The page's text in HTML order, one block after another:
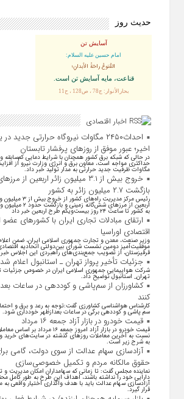
حدیث روز
آسایش تن
امام حسین علیه السلام:
القُنوعُ راحَةُ الأبدانِ؛
قناعت، مايه آسايش تن است.
بحارالأنوار: ج78 ، ص128 ، ح11
اخبار اقتصادی
احداث۲۴۵۰ مگاوات نیروگاه حرارتی
اخیر؛ عبور موفق از روز‌های پرفشار تابستان
در حالی که شبکه برق کشور همچنان با شرایط دمایی کم‌سابقه
مگاوات ظرفیت جدید حرارتی به مدار تولید خبر داد.
خروج بیش از ۳.۱ میلیون زائر اربعین از
بازگشت ۲.۷ میلیون زائر به کشور
به کشور تا ساعت ۲۴ روز بیست‌ویکم طرح اربعین خبر داد
ارتقای مبادلات تجاری ایران با کشور‌های عضو
اقتصادی اوراسیا
وزیر صنعت، معدن و تجارت جمهوری اسلامی ایران، ضمن
موفقیت‌آمیز دومین نشست شورای بین‌دولتی اتحادیه اقتصادی
قرقیزستان، از تصویب جمع‌بندی‌های راهبردی این اجلاس
جزئیات تأخیر پرواز تهران ـ استانبول اعلام شد
شرکت هواپیمایی جمهوری اسلامی ایران در خصوص جزئیات
تهران_ استانبول توضیح داد.
کشاورزان از سم‌پاشی و کوددهی در ساعات
کنند
کارشناس هواشناسی کشاورزی گفت:توجه به رعد و برق و
سم پاشی و کوددهی برگی در ساعات بعدازظهر خودداری شود.
قیمت خودرو در بازار آزاد جمعه ۱۶ مرداد
قیمت خودرو در بازار آزاد امروز جمعه ۱۶
نسبت به آخرین معاملات روز‌های گذشته در سایت‌های خرید
به شرح زیر است.
آزادسازی سهام عدالت از سوی دولت، گامی
حقوق مالکانه مردم و تکمیل خصوصی‌سازی
نماینده مجلس گفت: تا زمانی که سهامداران امکان مدیریت و
دارایی خود را نداشته باشند، اهداف این طرح به طور کامل
آزادسازی سهام عدالت باید با هدف واگذاری اختیار واقعی به
قرار گیرد.